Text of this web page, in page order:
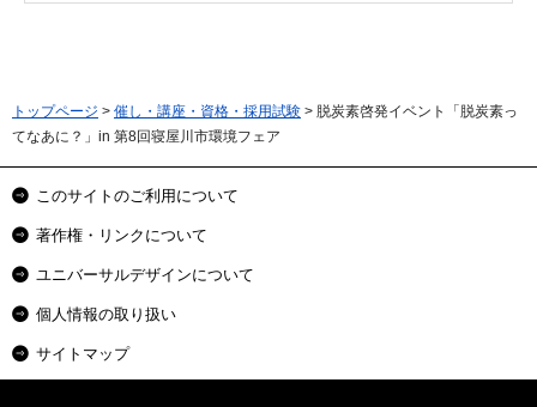
トップページ > 催し・講座・資格・採用試験 > 脱炭素啓発イベント「脱炭素っ
てなあに？」in 第8回寝屋川市環境フェア
このサイトのご利用について
著作権・リンクについて
ユニバーサルデザインについて
個人情報の取り扱い
サイトマップ